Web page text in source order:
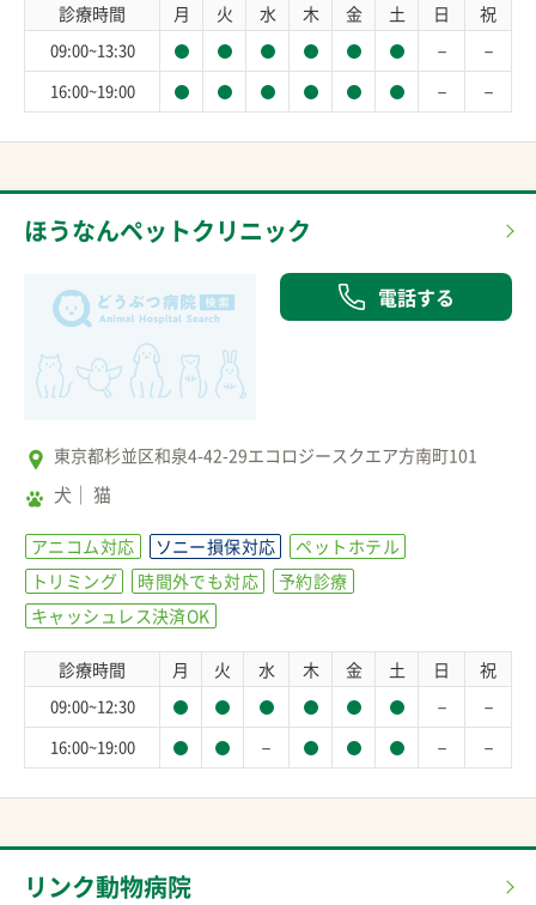
診療時間 月 火 水 木 金 土 日 祝
09:00~13:30 － －
16:00~19:00 － －
ほうなんペットクリニック
電話する
東京都杉並区和泉4-42-29エコロジースクエア方南町101
犬 猫
アニコム対応 ソニー損保対応
ペットホテル
トリミング
時間外でも対応
予約診療
キャッシュレス決済OK
診療時間 月 火 水 木 金 土 日 祝
09:00~12:30 － －
16:00~19:00 － － －
リンク動物病院